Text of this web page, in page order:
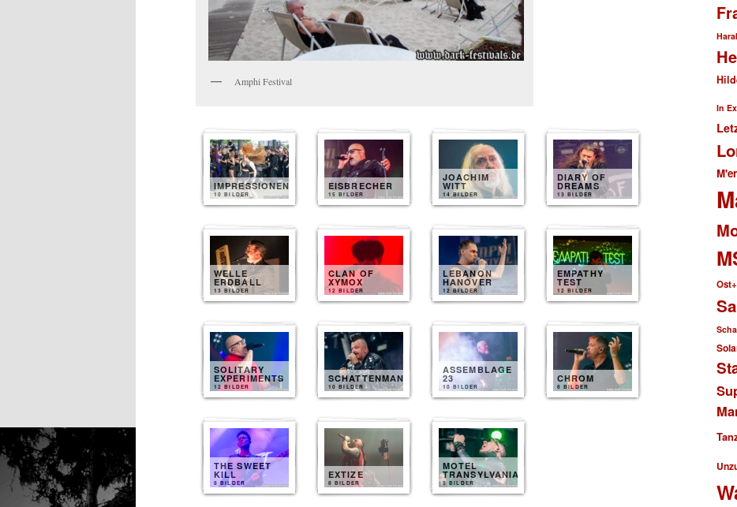
Amphi Festival
IMPRESSIONEN
10 BILDER
EISBRECHER
15 BILDER
JOACHIM
WITT
14 BILDER
DIARY OF
DREAMS
13 BILDER
WELLE
ERDBALL
13 BILDER
CLAN OF
XYMOX
12 BILDER
LEBANON
HANOVER
12 BILDER
EMPATHY
TEST
12 BILDER
SOLITARY
EXPERIMENTS
12 BILDER
SCHATTENMANN
10 BILDER
ASSEMBLAGE
23
10 BILDER
CHROM
8 BILDER
THE SWEET
KILL
8 BILDER
EXTIZE
8 BILDER
MOTEL
TRANSYLVANIA
8 BILDER
In